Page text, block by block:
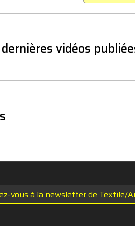
vidéos
vous à la newsletter de Textile/